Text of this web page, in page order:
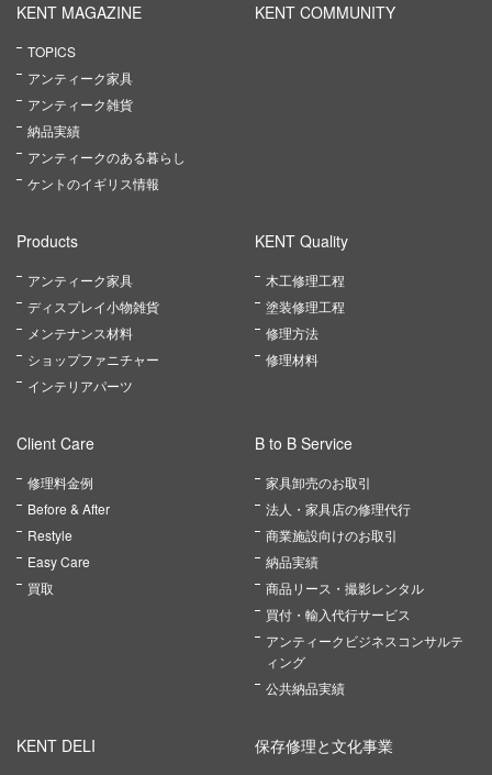
KENT MAGAZINE
TOPICS
アンティーク家具
アンティーク雑貨
納品実績
アンティークのある暮らし
ケントのイギリス情報
KENT COMMUNITY
Products
アンティーク家具
ディスプレイ小物雑貨
メンテナンス材料
ショップファニチャー
インテリアパーツ
KENT Quality
木工修理工程
塗装修理工程
修理方法
修理材料
Client Care
修理料金例
Before & After
Restyle
Easy Care
買取
B to B Service
家具卸売のお取引
法人・家具店の修理代行
商業施設向けのお取引
納品実績
商品リース・撮影レンタル
買付・輸入代行サービス
アンティークビジネスコンサルテ
ィング
公共納品実績
KENT DELI 保存修理と文化事業